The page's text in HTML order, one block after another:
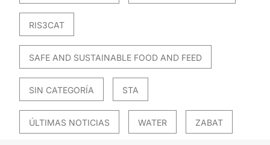
RIS3CAT
SAFE AND SUSTAINABLE FOOD AND FEED
SIN CATEGORÍA STA
ÚLTIMAS NOTICIAS WATER ZABAT